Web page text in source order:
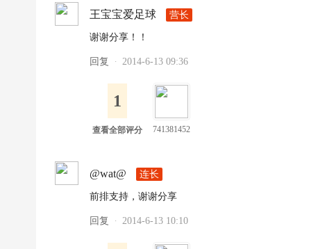
王宝宝爱足球 营长
谢谢分享！！
回复 · 2014-6-13 09:36
1
查看全部评分 741381452
@wat@ 连长
前排支持，谢谢分享
回复 · 2014-6-13 10:10